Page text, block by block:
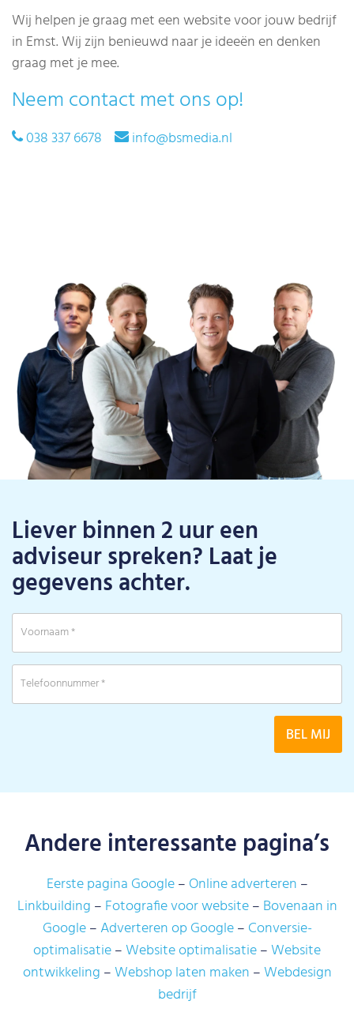
Wij helpen je graag met een website voor jouw bedrijf
in Emst. Wij zijn benieuwd naar je ideeën en denken
graag met je mee.
Neem contact met ons op!
038 337 6678 info@bsmedia.nl
Liever binnen 2 uur een
adviseur spreken? Laat je
gegevens achter.
Andere interessante pagina’s
Eerste pagina Google
Online adverteren
Linkbuilding
Fotografie voor website
Bovenaan in
Google
Adverteren op Google
Conversie-
optimalisatie
Website optimalisatie
Website
ontwikkeling
Webshop laten maken
Webdesign
bedrijf